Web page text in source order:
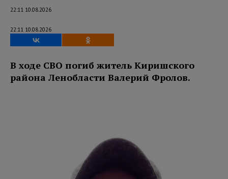
22:11 10.08.2026
22:11 10.08.2026
В ходе СВО погиб житель Киришского
района Ленобласти Валерий Фролов.